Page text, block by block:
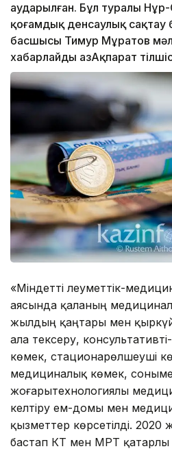
аударылған. Бұл туралы
қоғамдық денсаулық
басшысы Тимур Мұратов
хабарлайды ҚазАқпарат
«Міндетті әлеуметтік-
аясында қаланың
жылдың қаңтары мен
ала тексеру,
көмек, стационарөлшеуші
медициналық көмек,
жоғарытехнологиялы
келтіру ем-домы мен
қызметтер көрсетілді.
бастап КТ мен МРТ қатарлы